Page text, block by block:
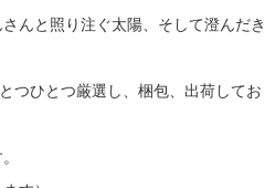
んと照り注ぐ太陽、そして澄んだ
つひとつ厳選し、梱包、出荷してお